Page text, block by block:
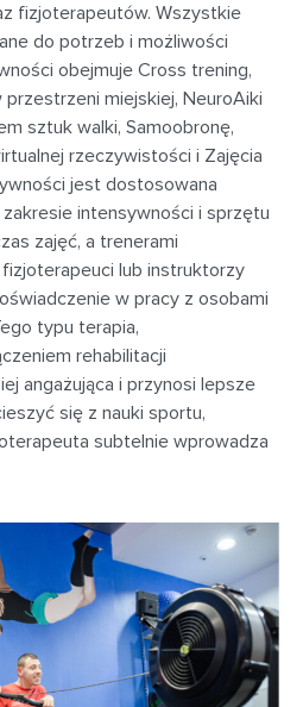
fizjoterapeutów. Wszystkie
do potrzeb i możliwości
obejmuje Cross trening,
przestrzeni miejskiej, NeuroAiki
sztuk walki, Samoobronę,
rzeczywistości i Zajęcia
jest dostosowana
intensywności i sprzętu
zajęć, a trenerami
lub instruktorzy
w pracy z osobami
typu terapia,
rehabilitacji
angażująca i przynosi lepsze
się z nauki sportu,
subtelnie wprowadza